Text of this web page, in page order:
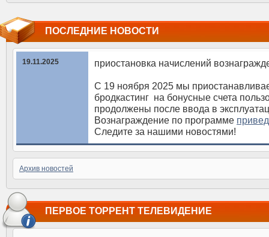
ПОСЛЕДНИЕ НОВОСТИ
19.11.2025 приостановка начислений
С 19 ноября 2025 мы
бродкастинг на бонусные счета
продолжены после ввода в
Вознаграждение по программе
Следите за нашими новостями!
Архив новостей
ПЕРВОЕ ТОРРЕНТ ТЕЛЕВИДЕНИЕ